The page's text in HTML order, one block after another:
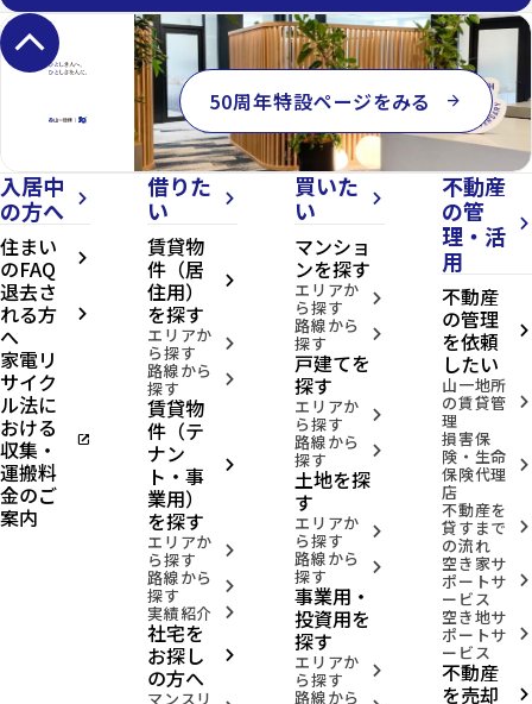
keyboard_arrow_up
50周年特設ページをみる arrow_forward
入居中
の方へ
arrow_forward_ios
住まい
のFAQ arrow_forward_ios
退去さ
れる方
へ
arrow_forward_ios
家電リ
サイク
ル法に
おける
収集・
運搬料
金のご
案内
open_in_new
借りた
い
arrow_forward_ios
賃貸物
件（居
住用）
を探す
arrow_forward_ios
エリアか
ら探す arrow_forward_ios
路線から
探す arrow_forward_ios
賃貸物
件（テ
ナン
ト・事
業用）
を探す
arrow_forward_ios
エリアか
ら探す arrow_forward_ios
路線から
探す arrow_forward_ios
実績紹介 arrow_forward_ios
社宅を
お探し
の方へ
arrow_forward_ios
マンスリ
買いた
い
arrow_forward_ios
マンショ
ンを探す
エリアか
ら探す arrow_forward_ios
路線から
探す arrow_forward_ios
戸建てを
探す
エリアか
ら探す arrow_forward_ios
路線から
探す arrow_forward_ios
土地を探
す
エリアか
ら探す arrow_forward_ios
路線から
探す arrow_forward_ios
事業用・
投資用を
探す
エリアか
ら探す arrow_forward_ios
路線から
不動産
の管
理・活
用
arrow_forward_ios
不動産
の管理
を依頼
したい
arrow_forward_ios
山一地所
の賃貸管
理
arrow_forward_ios
損害保
険・生命
保険代理
店
arrow_forward_ios
不動産を
貸すまで
の流れ
arrow_forward_ios
空き家サ
ポートサ
ービス
arrow_forward_ios
空き地サ
ポートサ
ービス
arrow_forward_ios
不動産
を売却 arrow_forward_ios